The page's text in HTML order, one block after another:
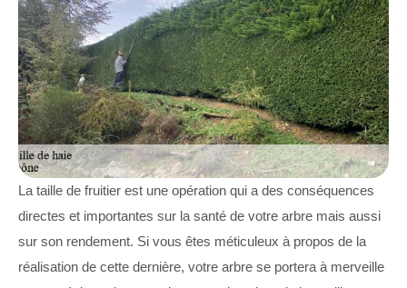
La taille de fruitier est une opération qui a des conséquences
directes et importantes sur la santé de votre arbre mais aussi
sur son rendement. Si vous êtes méticuleux à propos de la
réalisation de cette dernière, votre arbre se portera à merveille